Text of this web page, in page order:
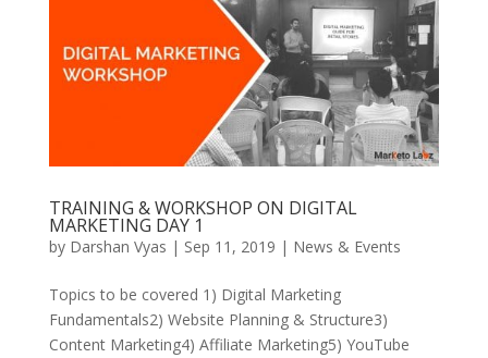
TRAINING & WORKSHOP ON DIGITAL
MARKETING DAY 1
by Darshan Vyas | Sep 11, 2019 | News & Events
Topics to be covered 1) Digital Marketing
Fundamentals2) Website Planning & Structure3)
Content Marketing4) Affiliate Marketing5) YouTube